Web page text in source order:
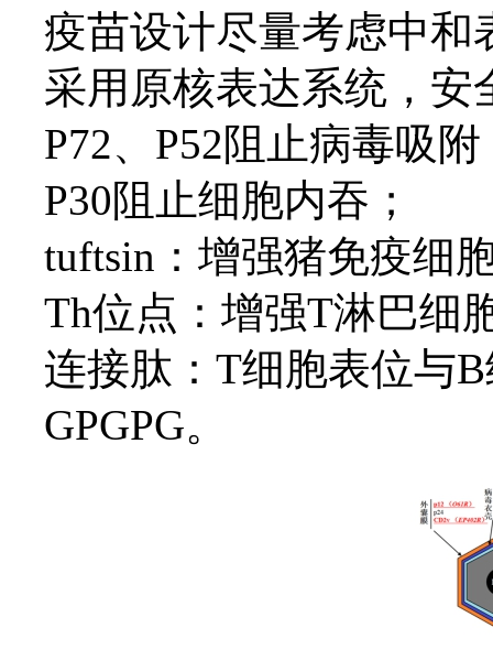
疫苗设计尽量考虑中和
采用原核表达系统，安
P72、P52阻止病毒吸附
P30阻止细胞内吞；
tuftsin：增强猪免疫细
Th位点：增强T淋巴细
连接肽： T细胞表位与
GPGPG。